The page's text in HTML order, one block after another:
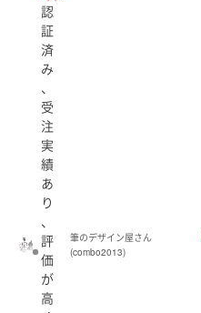
認
証
済
み
、
受
注
実
績
あ
り
、
評
価
が
高
筆のデザイン屋さん
(combo2013)